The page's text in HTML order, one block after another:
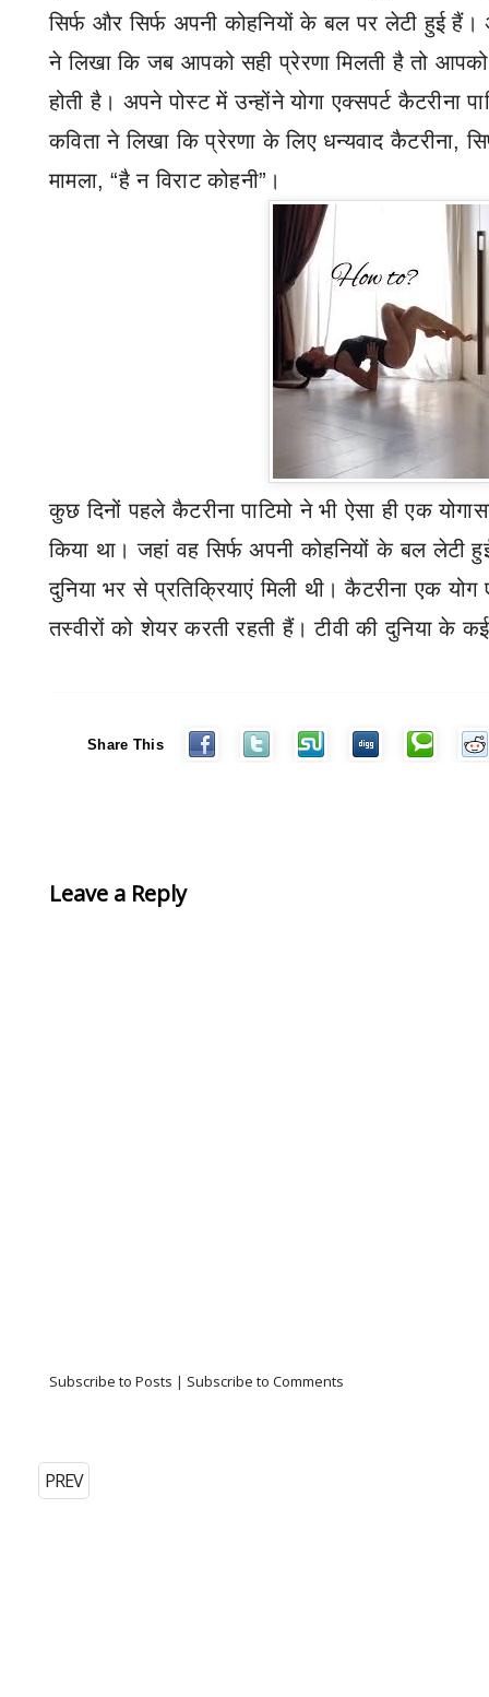
सिर्फ और सिर्फ अपनी कोहनियों के बल पर लेटी हुई
ने लिखा कि जब आपको सही प्रेरणा मिलती है तो आपको
होती है। अपने पोस्ट में उन्होंने योगा एक्सपर्ट कैटरीना
कविता ने लिखा कि प्रेरणा के लिए धन्यवाद कैटरीना,
मामला, “है न विराट कोहनी” ।
कुछ दिनों पहले कैटरीना पाटिमो ने भी ऐसा ही एक
किया था। जहां वह सिर्फ अपनी कोहनियों के बल लेटी
दुनिया भर से प्रतिक्रियाएं मिली थी। कैटरीना एक योग
तस्वीरों को शेयर करती रहती हैं। टीवी की दुनिया के
Share This
Leave a Reply
Subscribe to Posts | Subscribe to Comments
PREV